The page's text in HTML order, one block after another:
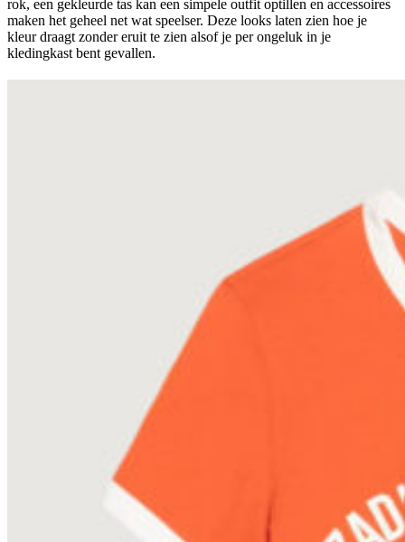
rok, een gekleurde tas kan een simpele outfit optillen en accessoires
maken het geheel net wat speelser. Deze looks laten zien hoe je
kleur draagt zonder eruit te zien alsof je per ongeluk in je
kledingkast bent gevallen.